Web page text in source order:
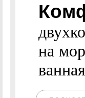
на